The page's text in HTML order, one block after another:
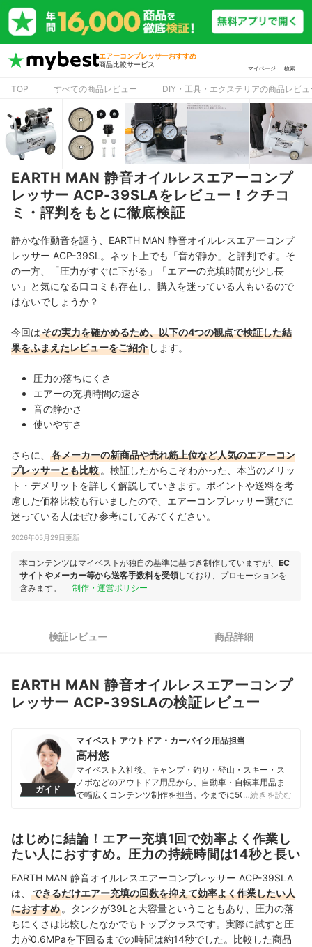
エアーコンプレッサーおすすめ
商品比較サービス
マイページ 検索
TOP すべての商品レビュー DIY・工具・エクステリアの商品レビュ
EARTH MAN 静音オイルレスエアーコンプ
レッサー ACP-39SLAをレビュー！クチコ
ミ・評判をもとに徹底検証
静かな作動音を謳う、EARTH MAN 静音オイルレスエアーコンプ
レッサー ACP-39SL。ネット上でも「音が静か」と評判です。そ
の一方、「圧力がすぐに下がる」「エアーの充填時間が少し長
い」と気になる口コミも存在し、購入を迷っている人もいるので
はないでしょうか？
今回はその実力を確かめるため、以下の4つの観点で検証した結
果をふまえたレビューをご紹介 します。
圧力の落ちにくさ
エアーの充填時間の速さ
音の静かさ
使いやすさ
さらに、
各メーカーの新商品や売れ筋上位など人気のエアーコン
プレッサーとも比較 。検証したからこそわかった、本当のメリッ
ト・デメリットを詳しく解説していきます。ポイントや送料を考
慮した価格比較も行いましたので、エアーコンプレッサー選びに
迷っている人はぜひ参考にしてみてください。
2026年05月29日更新
本コンテンツはマイベストが独自の基準に基づき制作していますが、 EC
サイトやメーカー等から送客手数料を受領しており、プロモーションを
含みます。
制作・運営ポリシー
検証レビュー 商品詳細
EARTH MAN 静音オイルレスエアーコンプ
レッサー ACP-39SLAの検証レビュー
ガイド
マイベスト アウトドア・カーバイク用品担当
高村悠
マイベスト入社後、キャンプ・釣り・登山・スキー・ス
ノボなどのアウトドア用品から、自動車・自転車用品ま
で幅広くコンテンツ制作を担当。今までに500以上の商
たりの選択肢を提案すること」をモットーに、コンテン
ツ制作を行なっている。
高村悠のプロフィール
…続きを読む
はじめに結論！エアー充填1回で効率よく作業し
たい人におすすめ。圧力の持続時間は14秒と長い
EARTH MAN 静音オイルレスエアーコンプレッサー ACP-39SLA
は、
できるだけエアー充填の回数を抑えて効率よく作業したい人
におすすめ 。タンクが39Lと大容量ということもあり、圧力の落
ちにくさは比較したなかでもトップクラスです。実際に試すと圧
力が0.6MPaを下回るまでの時間は約14秒でした。比較した商品